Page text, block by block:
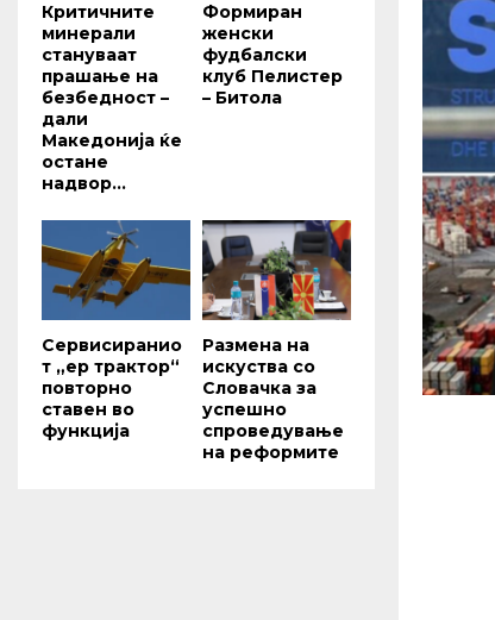
Критичните
минерали
стануваат
прашање на
безбедност –
дали
Македонија ќе
остане
надвор...
Формиран
женски
фудбалски
клуб Пелистер
– Битола
Сервисиранио
т „ер трактор“
повторно
ставен во
функција
Размена на
искуства со
Словачка за
успешно
спроведување
на реформите